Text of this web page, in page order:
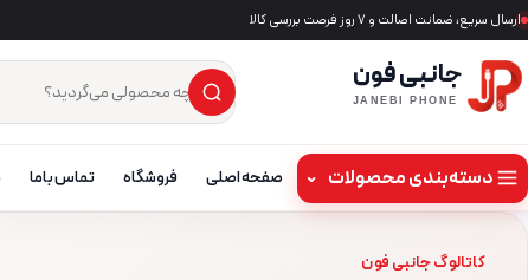
ارسال سریع، ضمانت اصالت و ۷ روز فرصت بررسی کالا
جانبی فون
JANEBI PHONE جست‌وجوی محصول
×
دسته‌بندی محصولات ⌄ صفحه اصلی فروشگاه تماس باما
کاتالوگ جانبی فون